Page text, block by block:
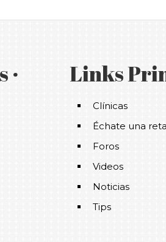
· Links
Clínicas
Échate una reta
Foros
Videos
Noticias
Tips